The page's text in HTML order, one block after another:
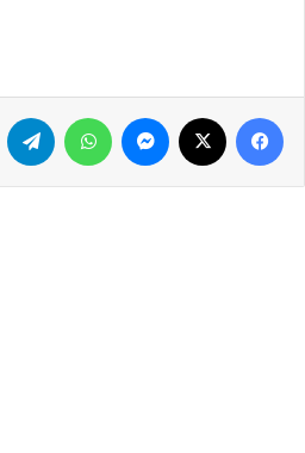
فيسبوك ماسنجر واتساب